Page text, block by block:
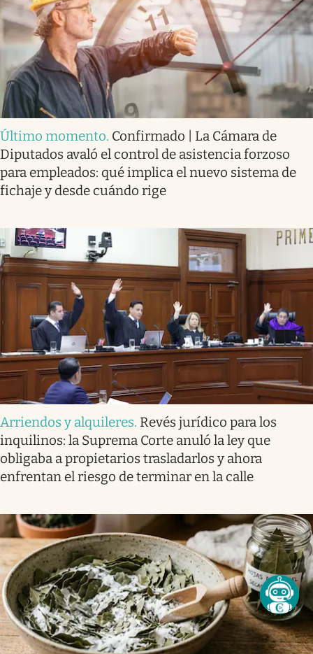
Último momento. Confirmado | La Cámara de
Diputados avaló el control de asistencia forzoso
para empleados: qué implica el nuevo sistema de
fichaje y desde cuándo rige
Arriendos y alquileres. Revés jurídico para los
inquilinos: la Suprema Corte anuló la ley que
obligaba a propietarios trasladarlos y ahora
enfrentan el riesgo de terminar en la calle